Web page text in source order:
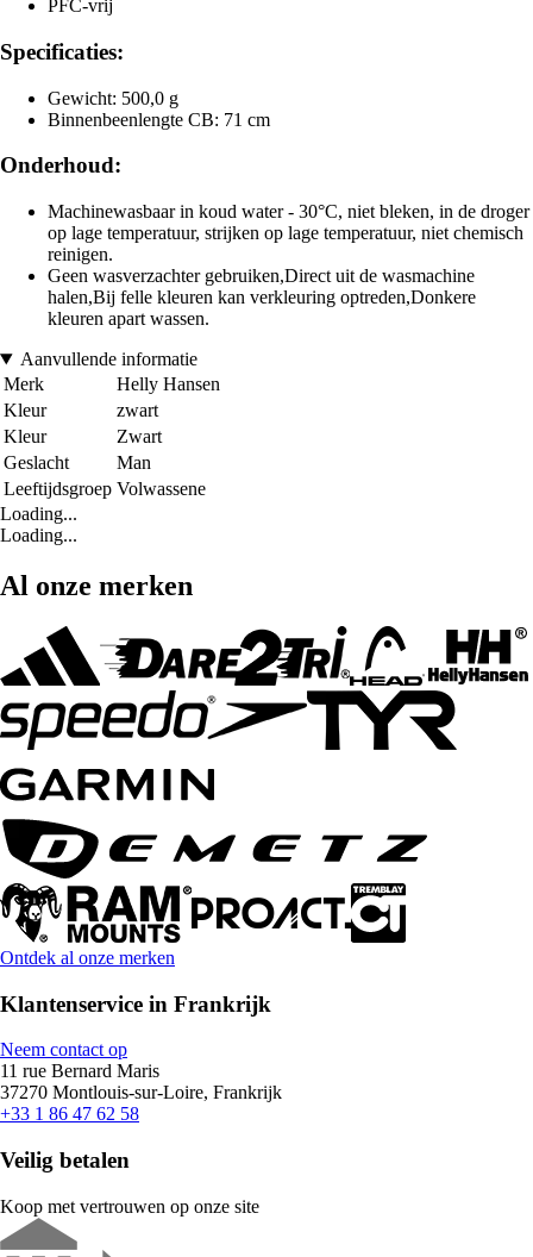
PFC-vrij
Specificaties:
Gewicht: 500,0 g
Binnenbeenlengte CB: 71 cm
Onderhoud:
Machinewasbaar in koud water - 30°C, niet bleken, in de droger
op lage temperatuur, strijken op lage temperatuur, niet chemisch
reinigen.
Geen wasverzachter gebruiken,Direct uit de wasmachine
halen,Bij felle kleuren kan verkleuring optreden,Donkere
kleuren apart wassen.
Aanvullende informatie
Merk
Helly Hansen
Kleur
zwart
Kleur
Zwart
Geslacht
Man
Leeftijdsgroep Volwassene
Loading...
Loading...
Al onze merken
Ontdek al onze merken
Klantenservice in Frankrijk
Neem contact op
11 rue Bernard Maris
37270 Montlouis-sur-Loire, Frankrijk
+33 1 86 47 62 58
Veilig betalen
Koop met vertrouwen op onze site